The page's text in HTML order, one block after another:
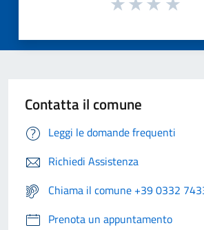
Contatta il comune
Leggi le domande frequenti
Richiedi Assistenza
Chiama il comune +39 0332
Prenota un appuntamento